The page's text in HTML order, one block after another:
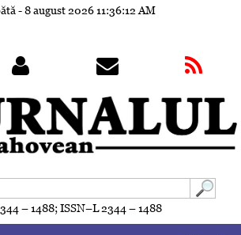
- 8 august 202611:36:14 AM
– 1488; ISSN–L 2344 – 1488